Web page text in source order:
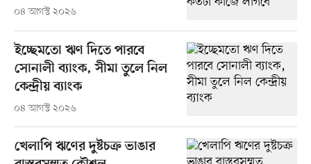
০৪ আগস্ট ২০২৬
ইচ্ছেমতো ঋণ দিতে পারবে
সোনালী ব্যাংক, সীমা তুলে নিল
কেন্দ্রীয় ব্যাংক
০৪ আগস্ট ২০২৬
খেলাপি ঋণের দুষ্টচক্র ভাঙার